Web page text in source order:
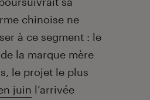
chinoise ne
à ce segment : le
la marque mère
le projet le plus
juin l’arrivée